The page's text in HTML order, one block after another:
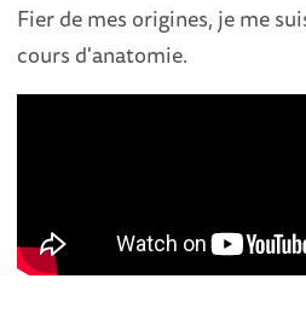
Fier de mes origines, je me
cours d'anatomie.